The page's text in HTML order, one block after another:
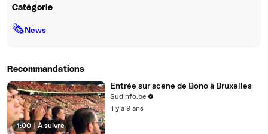
Catégorie
🗞News
Recommandations
1:00 | À suivre
Entrée sur scène de Bono à Bruxelles
Sudinfo.be
il y a 9 ans